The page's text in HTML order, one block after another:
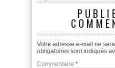
Votre adresse e-mail ne
obligatoires sont indiqués
Commentaire *